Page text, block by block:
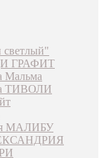
светлый"
ГРАФИТ
Мальма
ТИВОЛИ
МАЛИБУ